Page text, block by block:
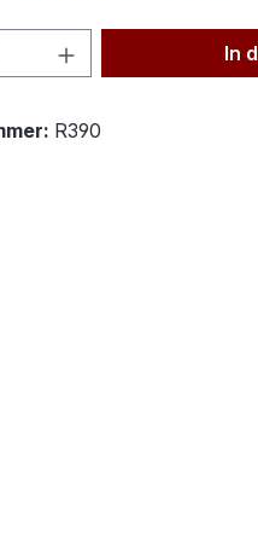
Anzahl: Gib den
In
R390